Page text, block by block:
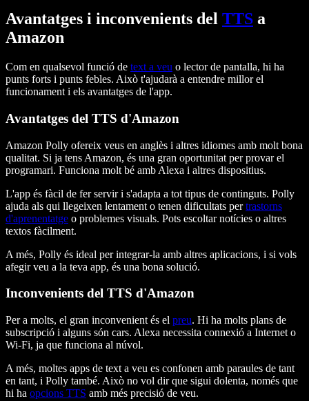
Avantatges i inconvenients del TTS a
Amazon
Com en qualsevol funció de text a veu o lector de pantalla, hi ha
punts forts i punts febles. Això t'ajudarà a entendre millor el
funcionament i els avantatges de l'app.
Avantatges del TTS d'Amazon
Amazon Polly ofereix veus en anglès i altres idiomes amb molt bona
qualitat. Si ja tens Amazon, és una gran oportunitat per provar el
programari. Funciona molt bé amb Alexa i altres dispositius.
L'app és fàcil de fer servir i s'adapta a tot tipus de continguts. Polly
ajuda als qui llegeixen lentament o tenen dificultats pertrastorns
d'aprenentatge o problemes visuals. Pots escoltar notícies o altres
textos fàcilment.
A més, Polly és ideal per integrar-la amb altres aplicacions, i si vols
afegir veu a la teva app, és una bona solució.
Inconvenients del TTS d'Amazon
Per a molts, el gran inconvenient és el preu. Hi ha molts plans de
subscripció i alguns són cars. Alexa necessita connexió a Internet o
Wi-Fi, ja que funciona al núvol.
A més, moltes apps de text a veu es confonen amb paraules de tant
en tant, i Polly també. Això no vol dir que sigui dolenta, només que
hi ha opcions TTS amb més precisió de veu.